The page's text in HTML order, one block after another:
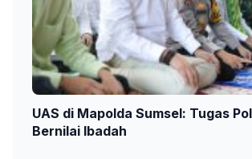
UAS di Mapolda Sumsel: Tugas
Bernilai Ibadah